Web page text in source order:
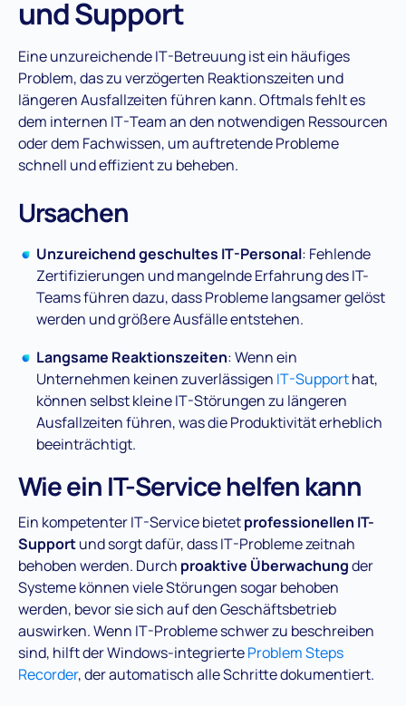
und Support
Eine unzureichende IT-Betreuung ist ein häufiges
Problem, das zu verzögerten Reaktionszeiten und
längeren Ausfallzeiten führen kann. Oftmals fehlt es
dem internen IT-Team an den notwendigen Ressourcen
oder dem Fachwissen, um auftretende Probleme
schnell und effizient zu beheben​.
Ursachen
Unzureichend geschultes IT-Personal: Fehlende
Zertifizierungen und mangelnde Erfahrung des IT-
Teams führen dazu, dass Probleme langsamer gelöst
werden und größere Ausfälle entstehen​.
Langsame Reaktionszeiten: Wenn ein
Unternehmen keinen zuverlässigen IT-Supporthat,
können selbst kleine IT-Störungen zu längeren
Ausfallzeiten führen, was die Produktivität erheblich
beeinträchtigt​.
Wie ein IT-Service helfen kann
Ein kompetenter IT-Service bietetprofessionellen IT-
Supportund sorgt dafür, dass IT-Probleme zeitnah
behoben werden. Durch proaktive Überwachungder
Systeme können viele Störungen sogar behoben
werden, bevor sie sich auf den Geschäftsbetrieb
auswirken​. Wenn IT-Probleme schwer zu beschreiben
sind, hilft der Windows-integrierteProblem Steps
Recorder, der automatisch alle Schritte dokumentiert.